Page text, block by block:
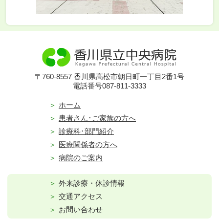
〒760-8557 香川県高松市朝日町一丁目2番1号
電話番号087-811-3333
ホーム
患者さん･ご家族の方へ
診療科･部門紹介
医療関係者の方へ
病院のご案内
外来診療・休診情報
交通アクセス
お問い合わせ